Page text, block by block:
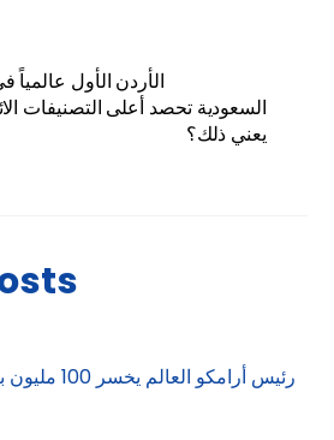
الأردن الأول عالمياً
السعودية تحصد أعلى التصنيفات
يعني ذلك؟